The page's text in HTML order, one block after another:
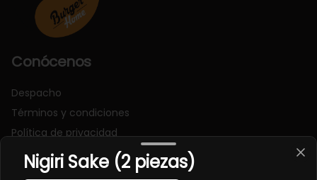
Conócenos
Despacho
Términos y condiciones
Política de privacidad
Redes sociales
Nigiri Sake (2 piezas)